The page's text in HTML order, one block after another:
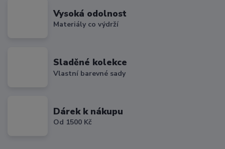
Vysoká odolnost
Materiály co výdrží
Sladěné kolekce
Vlastní barevné sady
Dárek k nákupu
Od 1500 Kč